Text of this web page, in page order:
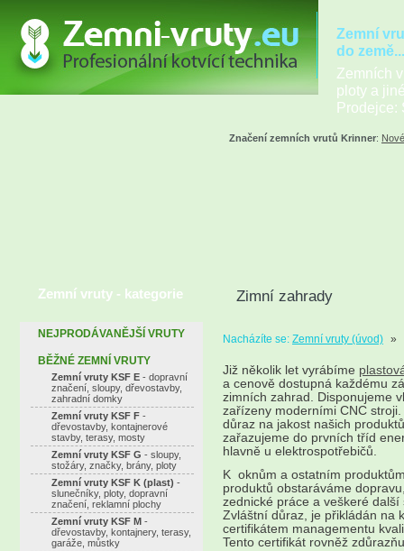
Zemní
do země...
Zemních
ploty a
Prodejce:
Značení zemních vrutů Krinner:
Zimní zahrady
Nacházíte se: Zemní vruty (úvod) »
Již několik let vyrábíme
a cenově dostupná každému
zimních zahrad. Disponujeme
zařízeny moderními CNC
důraz na jakost našich
zařazujeme do prvních tříd
hlavně u elektrospot­řebičů.
K oknům a ostatním
produktů obstaráváme
zednické práce a veškeré
Zvláštní důraz, je přikládán na
certifikátem managementu
Tento certifikát rovněž
Zemní vruty - kategorie
NEJPRODÁVANĚJŠÍ VRUTY
BĚŽNÉ ZEMNÍ VRUTY
Zemní vruty KSF E - dopravní
značení, sloupy, dřevostavby,
zahradní domky
Zemní vruty KSF F -
dřevostavby, kontajnerové
stavby, terasy, mosty
Zemní vruty KSF G - sloupy,
stožáry, značky, brány, ploty
Zemní vruty KSF K (plast) -
slunečníky, ploty, dopravní
značení, reklamní plochy
Zemní vruty KSF M -
dřevostavby, kontajnery, terasy,
garáže, můstky